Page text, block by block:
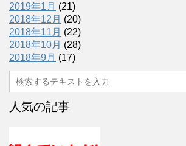
2019年1月 (21)
2018年12月 (20)
2018年11月 (22)
2018年10月 (28)
2018年9月 (17)
人気の記事